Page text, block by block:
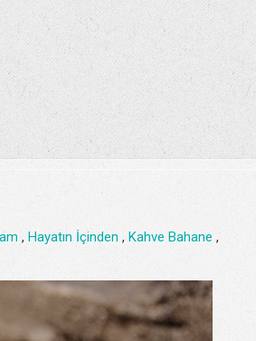
, Hayatın İçinden , Kahve Bahane ,